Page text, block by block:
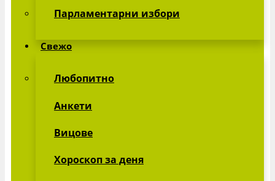
Парламентарни избори
Свежо
Любопитно
Анкети
Вицове
Хороскоп за деня